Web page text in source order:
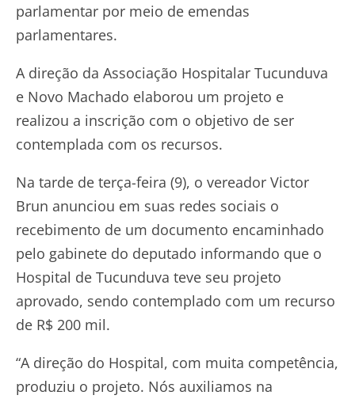
parlamentar por meio de emendas
parlamentares.
A direção da Associação Hospitalar Tucunduva
e Novo Machado elaborou um projeto e
realizou a inscrição com o objetivo de ser
contemplada com os recursos.
Na tarde de terça-feira (9), o vereador Victor
Brun anunciou em suas redes sociais o
recebimento de um documento encaminhado
pelo gabinete do deputado informando que o
Hospital de Tucunduva teve seu projeto
aprovado, sendo contemplado com um recurso
de R$ 200 mil.
“A direção do Hospital, com muita competência,
produziu o projeto. Nós auxiliamos na